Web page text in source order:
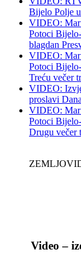
Bijelo Polje
VIDEO:
Potoci
blagdan
VIDEO:
Potoci
Treću večer
VIDEO:
proslavi
VIDEO:
Potoci
Drugu večer
Video –